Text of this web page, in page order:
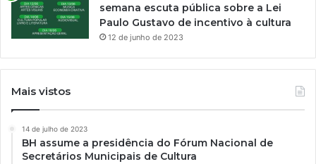
semana escuta pública sobre a Lei
Paulo Gustavo de incentivo à cultura
12 de junho de 2023
Mais vistos
14 de julho de 2023
BH assume a presidência do Fórum Nacional de
Secretários Municipais de Cultura